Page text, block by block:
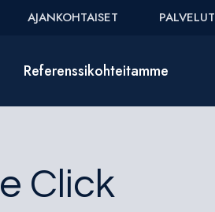
AJANKOHTAISET PALVELUT
Referenssikohteitamme
Click